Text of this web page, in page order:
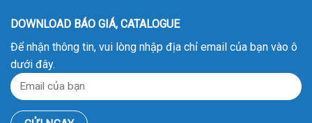
DOWNLOAD BÁO GIÁ, CATALOGUE
Để nhận thông tin, vui lòng nhập địa chỉ email của bạn vào ô
dưới đây.